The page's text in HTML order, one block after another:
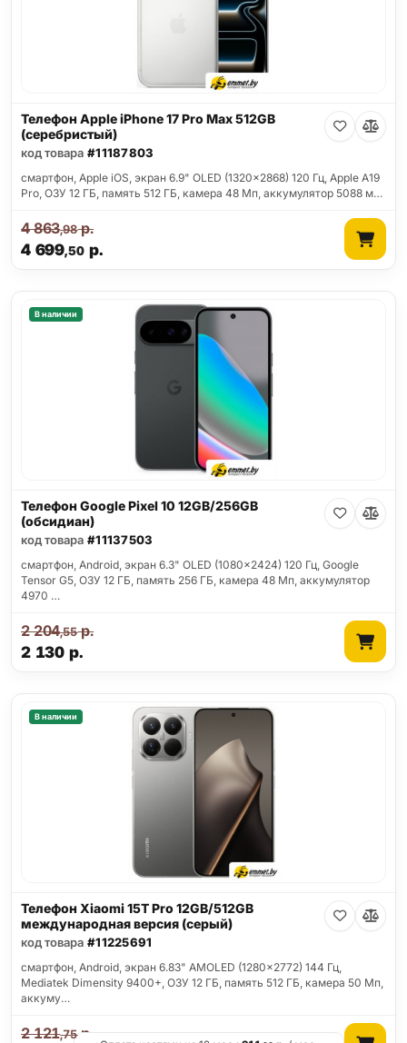
Телефон Apple iPhone 17 Pro Max 512GB
(серебристый)
код товара #11187803
смартфон, Apple iOS, экран 6.9" OLED (1320x2868) 120 Гц, Apple A19
Pro, ОЗУ 12 ГБ, память 512 ГБ, камера 48 Мп, аккумулятор 5088 м…
4 699,50 р.
4 863,98р.
В наличии
Телефон Google Pixel 10 12GB/256GB
(обсидиан)
код товара #11137503
смартфон, Android, экран 6.3" OLED (1080x2424) 120 Гц, Google
Tensor G5, ОЗУ 12 ГБ, память 256 ГБ, камера 48 Мп, аккумулятор
4970 …
2 130 р.
2 204,55р.
В наличии
Телефон Xiaomi 15T Pro 12GB/512GB
международная версия (серый)
код товара #11225691
смартфон, Android, экран 6.83" AMOLED (1280x2772) 144 Гц,
Mediatek Dimensity 9400+, ОЗУ 12 ГБ, память 512 ГБ, камера 50 Мп,
аккуму…
2 121,75р.